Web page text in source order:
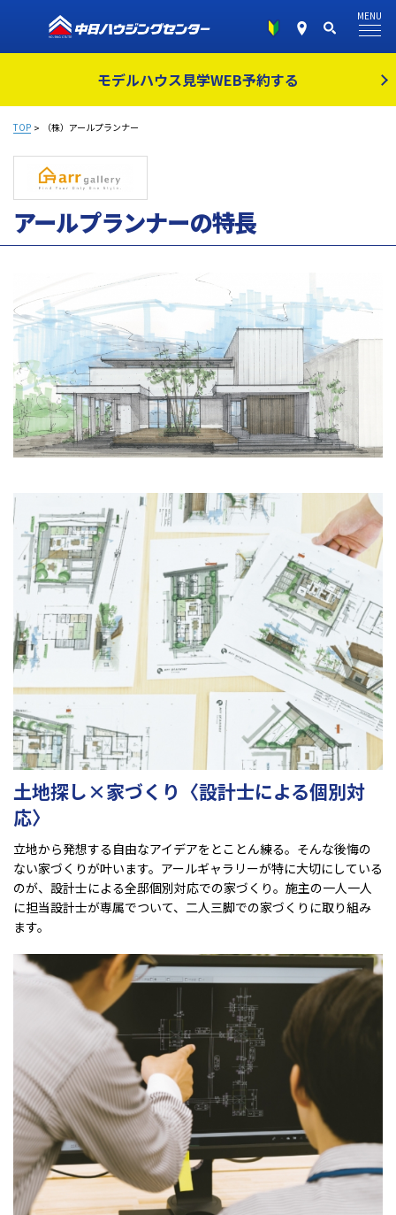
モデルハウス見学WEB予約する
MENU
TOP （株）アールプランナー
アールプランナーの特長
土地探し×家づくり〈設計士による個別対
応〉
立地から発想する自由なアイデアをとことん練る。そんな後悔の
ない家づくりが叶います。アールギャラリーが特に大切にしている
のが、設計士による全邸個別対応での家づくり。施主の一人一人
に担当設計士が専属でついて、二人三脚での家づくりに取り組み
ます。